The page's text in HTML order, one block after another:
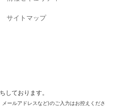
サイトマップ
しております。
ールアドレスなど)のご入力はお控えくださ